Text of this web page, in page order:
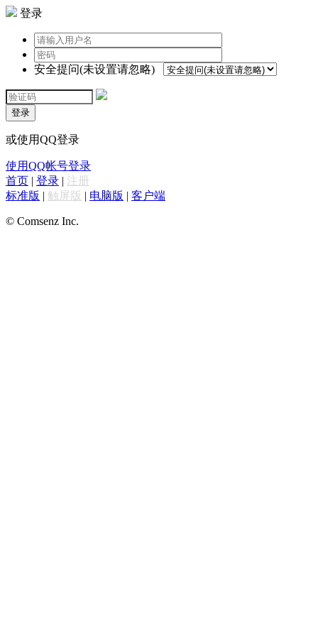
登录
安全提问(未设置请忽略)
登录
或使用QQ登录
使用QQ帐号登录
首页 | 登录 | 注册
标准版 | 触屏版 | 电脑版 | 客户端
© Comsenz Inc.